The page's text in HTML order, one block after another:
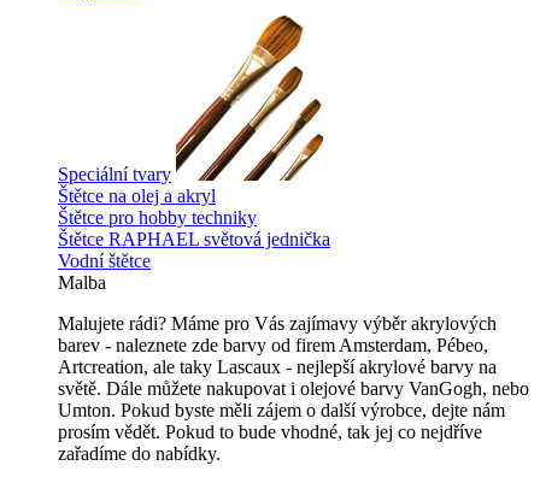
Speciální tvary
Štětce na olej a akryl
Štětce pro hobby techniky
Štětce RAPHAEL světová jednička
Vodní štětce
Malba
Malujete rádi? Máme pro Vás zajímavy výběr akrylových
barev - naleznete zde barvy od firem Amsterdam, Pébeo,
Artcreation, ale taky Lascaux - nejlepší akrylové barvy na
světě. Dále můžete nakupovat i olejové barvy VanGogh, nebo
Umton. Pokud byste měli zájem o další výrobce, dejte nám
prosím vědět. Pokud to bude vhodné, tak jej co nejdříve
zařadíme do nabídky.